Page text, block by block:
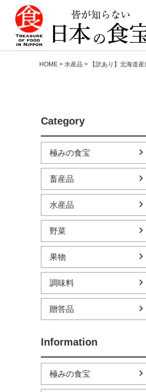
HOME 水産品 【訳あり】北海道
Category
極みの食宝
畜産品
水産品
野菜
果物
調味料
贈答品
Information
極みの食宝